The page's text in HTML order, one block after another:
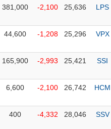
381,000 -2,100 25,636 LPS
44,600 -1,208 25,296 VPX
165,900 -2,993 25,421 SSI
6,600 -2,100 26,742 HCM
400 -4,332 28,046 SSV